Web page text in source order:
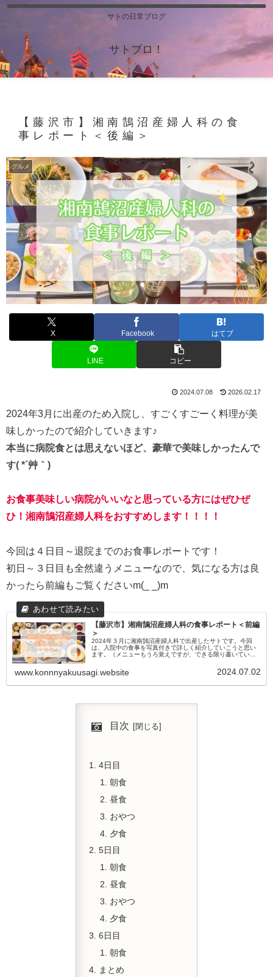
サトの日常ブログ
サトブロ！
【藤沢市】湘南鵠沼産婦人科の食
事レポート＜後編＞
グルメ
X Facebook はてブ
LINE コピー
2024.07.08 2026.02.17
2024年3月に出産のため入院し、すごくすごーく料理が美
味しかったので紹介していきます♪
本当に病院食とは思えないほど、豪華で美味しかったんで
す( *´艸｀)
お食事美味しい病院がいいなと思っている方にはぜひぜ
ひ！湘南鵠沼産婦人科をおすすめします！！！！
今回は４日目～退院までのお食事レポートです！
初日～３日目も全然違うメニューなので、気になる方は良
かったら前編もご覧くださいm(_ _)m
【藤沢市】湘南鵠沼産婦人科の食事レポート＜前編
＞
2024年３月に湘南鵠沼産婦人科で出産したサトです。今回
は、入院中の食事を写真付きで詳しく紹介していこうと思い
ます。（メニューもうろ覚えですが、できる限り書いていき
www.konnnyakuusagi.website 2024.07.02
目次
4日目
朝食
昼食
おやつ
夕食
5日目
朝食
昼食
おやつ
夕食
6日目
朝食
まとめ